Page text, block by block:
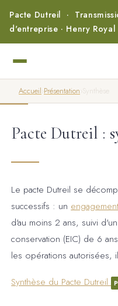
Pacte Dutreil ·
d'entreprise · Henry Royal
Accueil Présentation Synthèse
Pacte Dutreil :
Le pacte Dutreil se
successifs : un
d'au moins 2 ans, suivi d'un
conservation (EIC) de 6
les opérations autorisées,
Synthèse du Pacte Dutreil